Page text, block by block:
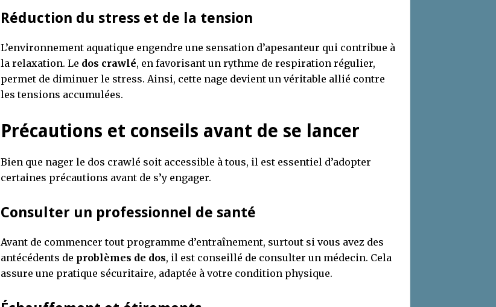
Réduction du stress et de la tension
L’environnement aquatique engendre une sensation d’apesanteur qui contribue à
la relaxation. Le dos crawlé, en favorisant un rythme de respiration régulier,
permet de diminuer le stress. Ainsi, cette nage devient un véritable allié contre
les tensions accumulées.
Précautions et conseils avant de se lancer
Bien que nager le dos crawlé soit accessible à tous, il est essentiel d’adopter
certaines précautions avant de s’y engager.
Consulter un professionnel de santé
Avant de commencer tout programme d’entraînement, surtout si vous avez des
antécédents de problèmes de dos, il est conseillé de consulter un médecin. Cela
assure une pratique sécuritaire, adaptée à votre condition physique.